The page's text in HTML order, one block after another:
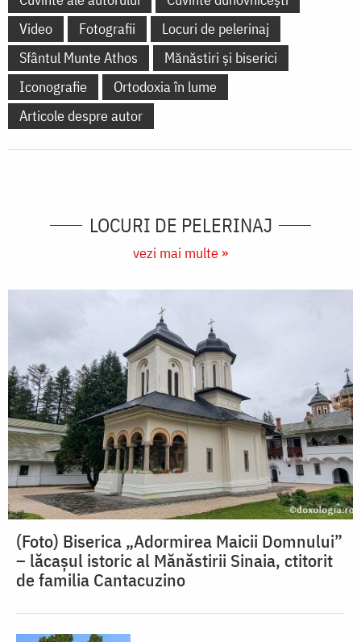
Video
Fotografii
Locuri de pelerinaj
Sfântul Munte Athos
Mănăstiri și biserici
Iconografie
Ortodoxia în lume
Articole despre autor
LOCURI DE PELERINAJ
vezi mai multe »
(Foto) Biserica „Adormirea Maicii Domnului”
– lăcașul istoric al Mănăstirii Sinaia, ctitorit
de familia Cantacuzino